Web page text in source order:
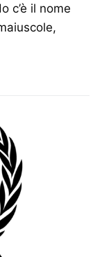
c’è il nome